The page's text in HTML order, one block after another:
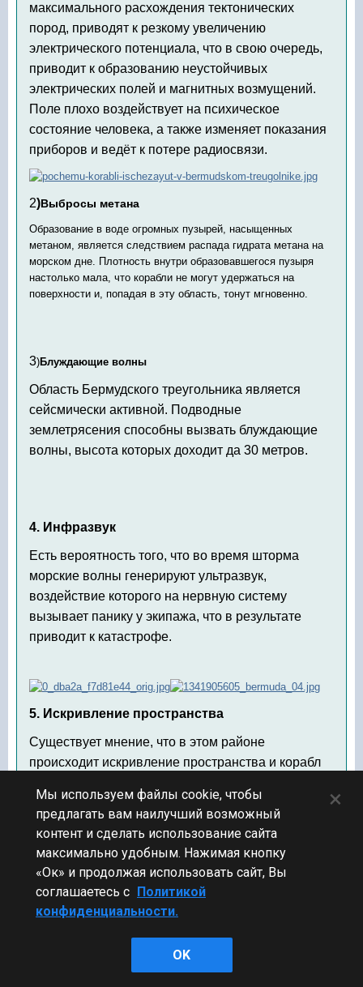
максимального расхождения тектонических
пород, приводят к резкому увеличению
электрического потенциала, что в свою очередь,
приводит к образованию неустойчивых
электрических полей и магнитных возмущений.
Поле плохо воздействует на психическое
состояние человека, а также изменяет показания
приборов и ведёт к потере радиосвязи.
2)Выбросы метана
Образование в воде огромных пузырей, насыщенных
метаном, является следствием распада гидрата метана на
морском дне. Плотность внутри образовавшегося пузыря
настолько мала, что корабли не могут удержаться на
поверхности и, попадая в эту область, тонут мгновенно.
3)Блуждающие волны
Область Бермудского треугольника является
сейсмически активной. Подводные
землетрясения способны вызвать блуждающие
волны, высота которых доходит да 30 метров.
4. Инфразвук
Есть вероятность того, что во время шторма
морские волны генерируют ультразвук,
воздействие которого на нервную систему
вызывает панику у экипажа, что в результате
приводит к катастрофе.
5. Искривление пространства
Существует мнение, что в этом районе
происходит искривление пространства и корабл
считают, что время течёт с непостоянной
скоростью и непрямолинейно. Это вызывает
пространственно-временные изменения.
Таким образом, в аномальной зоне Бермудского
треугольника пропадают различные объекты при
загадочных обстоятельствах. Те, кому удалось
происходящих событиях приблизительно
одинаково, что свидетельствует об
Мы используем файлы cookie, чтобы
предлагать вам наилучший возможный
контент и сделать использование сайта
максимально удобным. Нажимая кнопку
«Ок» и продолжая использовать сайт, Вы
соглашаетесь с Политикой
конфиденциальности.
OK
×